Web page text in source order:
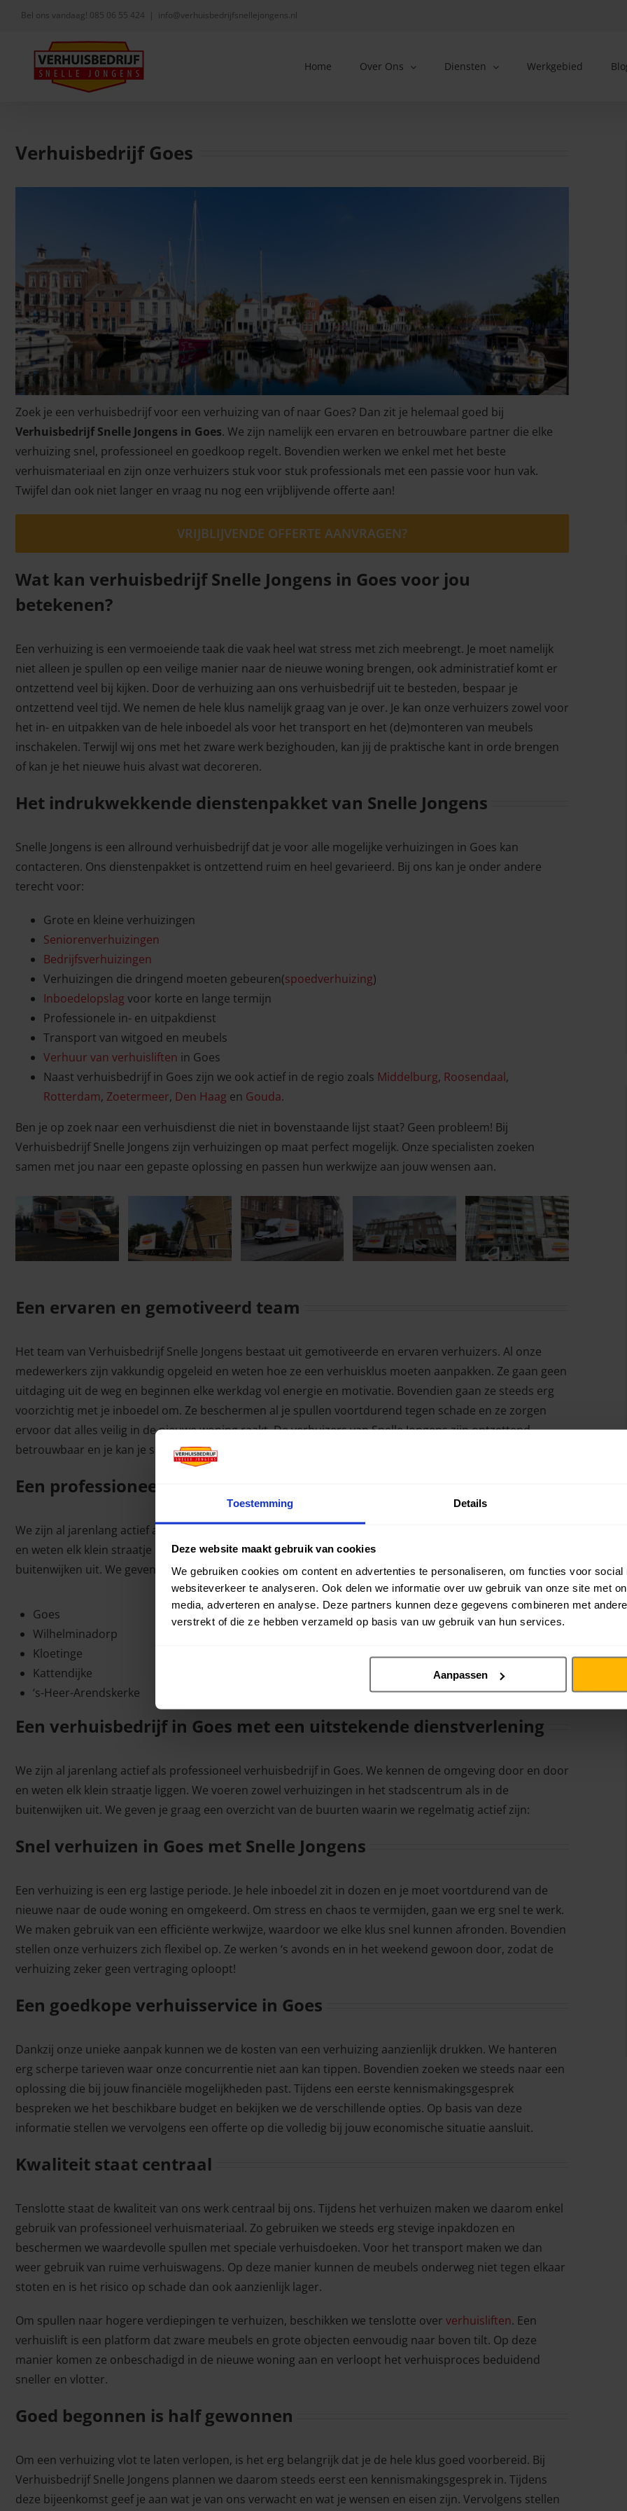
Toestemming Details
Deze website maakt gebruik van cookies
We gebruiken cookies om content en advertenties te personaliseren, om functies voor social
websiteverkeer te analyseren. Ook delen we informatie over uw gebruik van onze site met
media, adverteren en analyse. Deze partners kunnen deze gegevens combineren met
verstrekt of die ze hebben verzameld op basis van uw gebruik van hun services.
Aanpassen
content
Bel ons vandaag! 085 06 55 424 info@verhuisbedrijfsnellejongens.nl
Home Over Ons Diensten Werkgebied
Verhuisbedrijf Goes
Zoek je een verhuisbedrijf voor een verhuizing van of naar Goes? Dan zit je helemaal goed bij
Verhuisbedrijf Snelle Jongens in Goes. We zijn namelijk een ervaren en betrouwbare partner die elke
verhuizing snel, professioneel en goedkoop regelt. Bovendien werken we enkel met het beste
verhuismateriaal en zijn onze verhuizers stuk voor stuk professionals met een passie voor hun vak.
Twijfel dan ook niet langer en vraag nu nog een vrijblijvende offerte aan!
VRIJBLIJVENDE OFFERTE AANVRAGEN?
Wat kan verhuisbedrijf Snelle Jongens in Goes voor jou
betekenen?
Een verhuizing is een vermoeiende taak die vaak heel wat stress met zich meebrengt. Je moet namelijk
niet alleen je spullen op een veilige manier naar de nieuwe woning brengen, ook administratief komt er
ontzettend veel bij kijken. Door de verhuizing aan ons verhuisbedrijf uit te besteden, bespaar je
ontzettend veel tijd. We nemen de hele klus namelijk graag van je over. Je kan onze verhuizers zowel voor
het in- en uitpakken van de hele inboedel als voor het transport en het (de)monteren van meubels
inschakelen. Terwijl wij ons met het zware werk bezighouden, kan jij de praktische kant in orde brengen
of kan je het nieuwe huis alvast wat decoreren.
Het indrukwekkende dienstenpakket van Snelle Jongens
Snelle Jongens is een allround verhuisbedrijf dat je voor alle mogelijke verhuizingen in Goes kan
contacteren. Ons dienstenpakket is ontzettend ruim en heel gevarieerd. Bij ons kan je onder andere
terecht voor:
Grote en kleine verhuizingen
Seniorenverhuizingen
Bedrijfsverhuizingen
Verhuizingen die dringend moeten gebeuren(spoedverhuizing)
Inboedelopslag voor korte en lange termijn
Professionele in- en uitpakdienst
Transport van witgoed en meubels
Verhuur van verhuisliften in Goes
Naast verhuisbedrijf in Goes zijn we ook actief in de regio zoals Middelburg, Roosendaal,
Rotterdam, Zoetermeer, Den Haag en Gouda.
Ben je op zoek naar een verhuisdienst die niet in bovenstaande lijst staat? Geen probleem! Bij
Verhuisbedrijf Snelle Jongens zijn verhuizingen op maat perfect mogelijk. Onze specialisten zoeken
samen met jou naar een gepaste oplossing en passen hun werkwijze aan jouw wensen aan.
Een ervaren en gemotiveerd team
Het team van Verhuisbedrijf Snelle Jongens bestaat uit gemotiveerde en ervaren verhuizers. Al onze
medewerkers zijn vakkundig opgeleid en weten hoe ze een verhuisklus moeten aanpakken. Ze gaan geen
uitdaging uit de weg en beginnen elke werkdag vol energie en motivatie. Bovendien gaan ze steeds erg
voorzichtig met je inboedel om. Ze beschermen al je spullen voortdurend tegen schade en ze zorgen
ervoor dat alles veilig in de nieuwe woning raakt. De verhuizers van Snelle Jongens zijn ontzettend
betrouwbaar en je kan je spullen dan ook met een gerust hart bij ons achterlaten.
Een professioneel verhuisbedrijf voor heel Goes en omgeving
We zijn al jarenlang actief als professioneel verhuisbedrijf in Goes. We kennen de omgeving door en door
en weten elk klein straatje liggen. We voeren zowel verhuizingen in het stadscentrum als in de
buitenwijken uit. We geven je graag een overzicht van de buurten waarin we regelmatig actief zijn:
Goes
Wilhelminadorp
Kloetinge
Kattendijke
‘s-Heer-Arendskerke
Eindewege
Wolphaartsdijk
Een verhuisbedrijf in Goes met een uitstekende dienstverlening
We zijn al jarenlang actief als professioneel verhuisbedrijf in Goes. We kennen de omgeving door en door
en weten elk klein straatje liggen. We voeren zowel verhuizingen in het stadscentrum als in de
buitenwijken uit. We geven je graag een overzicht van de buurten waarin we regelmatig actief zijn:
Snel verhuizen in Goes met Snelle Jongens
Een verhuizing is een erg lastige periode. Je hele inboedel zit in dozen en je moet voortdurend van de
nieuwe naar de oude woning en omgekeerd. Om stress en chaos te vermijden, gaan we erg snel te werk.
We maken gebruik van een efficiënte werkwijze, waardoor we elke klus snel kunnen afronden. Bovendien
stellen onze verhuizers zich flexibel op. Ze werken ‘s avonds en in het weekend gewoon door, zodat de
verhuizing zeker geen vertraging oploopt!
Een goedkope verhuisservice in Goes
Dankzij onze unieke aanpak kunnen we de kosten van een verhuizing aanzienlijk drukken. We hanteren
erg scherpe tarieven waar onze concurrentie niet aan kan tippen. Bovendien zoeken we steeds naar een
oplossing die bij jouw financiële mogelijkheden past. Tijdens een eerste kennismakingsgesprek
bespreken we het beschikbare budget en bekijken we de verschillende opties. Op basis van deze
informatie stellen we vervolgens een offerte op die volledig bij jouw economische situatie aansluit.
Kwaliteit staat centraal
Tenslotte staat de kwaliteit van ons werk centraal bij ons. Tijdens het verhuizen maken we daarom enkel
gebruik van professioneel verhuismateriaal. Zo gebruiken we steeds erg stevige inpakdozen en
beschermen we waardevolle spullen met speciale verhuisdoeken. Voor het transport maken we dan
weer gebruik van ruime verhuiswagens. Op deze manier kunnen de meubels onderweg niet tegen elkaar
stoten en is het risico op schade dan ook aanzienlijk lager.
Om spullen naar hogere verdiepingen te verhuizen, beschikken we tenslotte over verhuisliften. Een
verhuislift is een platform dat zware meubels en grote objecten eenvoudig naar boven tilt. Op deze
manier komen ze onbeschadigd in de nieuwe woning aan en verloopt het verhuisproces beduidend
sneller en vlotter.
Goed begonnen is half gewonnen
Om een verhuizing vlot te laten verlopen, is het erg belangrijk dat je de hele klus goed voorbereid. Bij
Verhuisbedrijf Snelle Jongens plannen we daarom steeds eerst een kennismakingsgesprek in. Tijdens
deze bijeenkomst geef je aan wat je van ons verwacht en wat je wensen en eisen zijn. Vervolgens stellen